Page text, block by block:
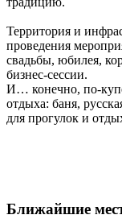
Территория и
проведения
свадьбы, юбилея,
бизнес-сессии.
И… конечно, по-
отдыха: баня,
для прогулок и
Ближайшие